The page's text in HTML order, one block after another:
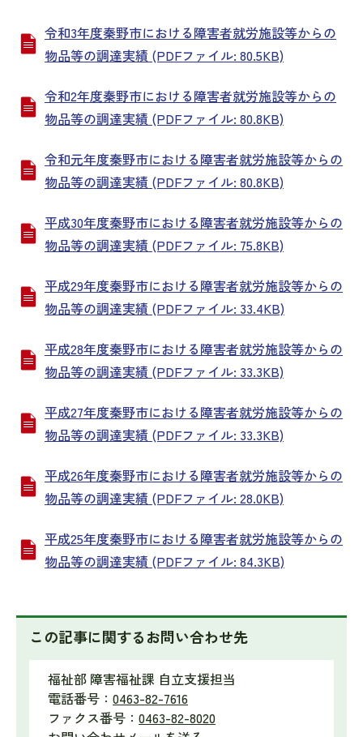
令和3年度秦野市における障害者就労施設等からの
物品等の調達実績 (PDFファイル: 80.5KB)
令和2年度秦野市における障害者就労施設等からの
物品等の調達実績 (PDFファイル: 80.8KB)
令和元年度秦野市における障害者就労施設等からの
物品等の調達実績 (PDFファイル: 80.8KB)
平成30年度秦野市における障害者就労施設等からの
物品等の調達実績 (PDFファイル: 75.8KB)
平成29年度秦野市における障害者就労施設等からの
物品等の調達実績 (PDFファイル: 33.4KB)
平成28年度秦野市における障害者就労施設等からの
物品等の調達実績 (PDFファイル: 33.3KB)
平成27年度秦野市における障害者就労施設等からの
物品等の調達実績 (PDFファイル: 33.3KB)
平成26年度秦野市における障害者就労施設等からの
物品等の調達実績 (PDFファイル: 28.0KB)
平成25年度秦野市における障害者就労施設等からの
物品等の調達実績 (PDFファイル: 84.3KB)
この記事に関するお問い合わせ先
福祉部 障害福祉課 自立支援担当
電話番号： 0463-82-7616
ファクス番号： 0463-82-8020